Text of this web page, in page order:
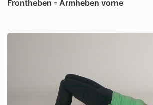
Frontheben - Armheben vorne